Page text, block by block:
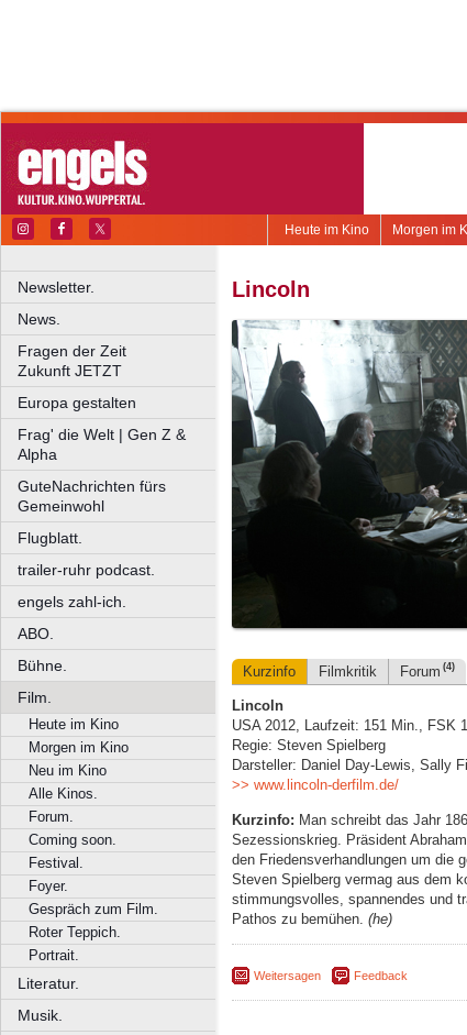
Morgen im
Heute im Kino
Newsletter.
News.
Fragen der Zeit
Zukunft JETZT
Europa gestalten
Frag' die Welt | Gen Z &
Alpha
GuteNachrichten fürs
Gemeinwohl
Flugblatt.
trailer-ruhr podcast.
engels zahl-ich.
ABO.
Bühne.
Film.
Heute im Kino
Morgen im Kino
Neu im Kino
Alle Kinos.
Forum.
Coming soon.
Festival.
Foyer.
Gespräch zum Film.
Roter Teppich.
Portrait.
Literatur.
Musik.
Lincoln
Kurzinfo Filmkritik Forum (4)
Lincoln
USA 2012, Laufzeit: 151 Min., FSK
Regie: Steven Spielberg
Darsteller: Daniel Day-Lewis, Sally
>> www.lincoln-derfilm.de/
Kurzinfo: Man schreibt das Jahr
Sezessionskrieg. Präsident
den Friedensverhandlungen um die
Steven Spielberg vermag aus dem
stimmungsvolles, spannendes und
Pathos zu bemühen. (he)
Weitersagen Feedback